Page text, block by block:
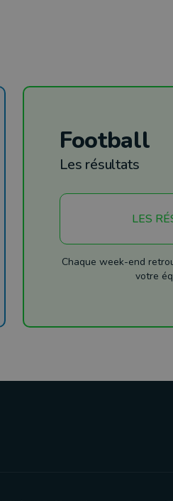
Football
Les résultats
LES
Chaque week-end
votre